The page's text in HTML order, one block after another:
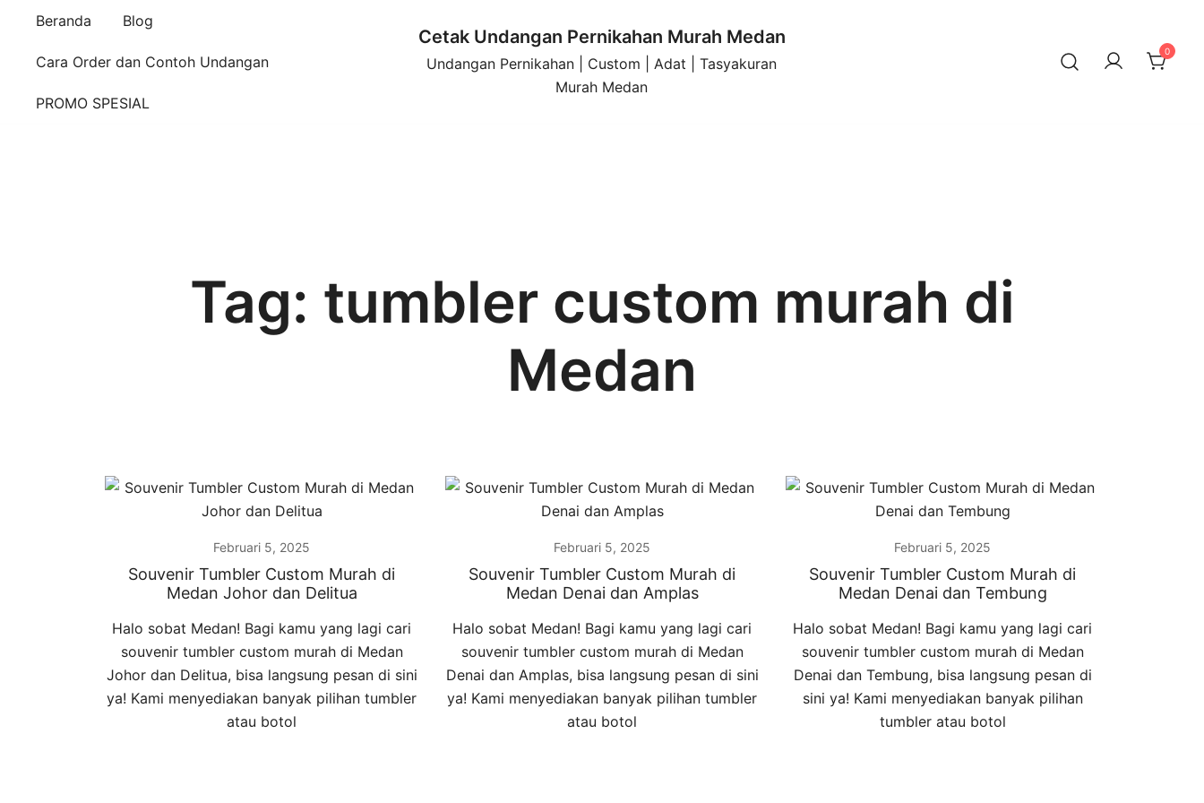
Beranda Blog
Cara Order dan Contoh Undangan
PROMO SPESIAL
Cetak Undangan Pernikahan Murah Medan
Undangan Pernikahan | Custom | Adat | Tasyakuran
Murah Medan
0
Tag: tumbler custom murah di
Medan
Februari 5, 2025
Souvenir Tumbler Custom Murah di
Medan Johor dan Delitua
Halo sobat Medan! Bagi kamu yang lagi cari
souvenir tumbler custom murah di Medan
Johor dan Delitua, bisa langsung pesan di sini
ya! Kami menyediakan banyak pilihan tumbler
atau botol
Februari 5, 2025
Souvenir Tumbler Custom Murah di
Medan Denai dan Amplas
Halo sobat Medan! Bagi kamu yang lagi cari
souvenir tumbler custom murah di Medan
Denai dan Amplas, bisa langsung pesan di sini
ya! Kami menyediakan banyak pilihan tumbler
atau botol
Februari 5, 2025
Souvenir Tumbler Custom Murah di
Medan Denai dan Tembung
Halo sobat Medan! Bagi kamu yang lagi cari
souvenir tumbler custom murah di Medan
Denai dan Tembung, bisa langsung pesan di
sini ya! Kami menyediakan banyak pilihan
tumbler atau botol